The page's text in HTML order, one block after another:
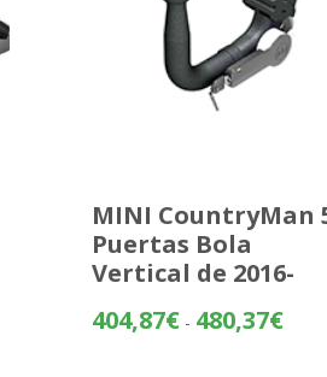
MINI CountryMan
Puertas Bola
Vertical de 2016-
404,87€ - 480,37€